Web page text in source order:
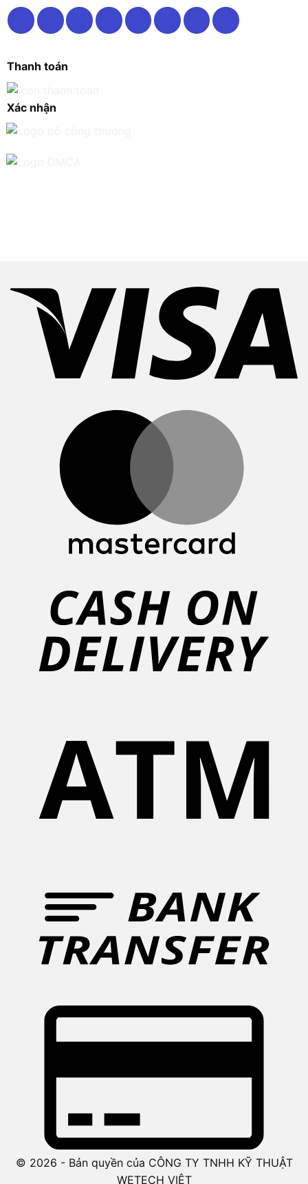
Thanh toán
Xác nhận
© 2026 - Bản quyền của CÔNG TY TNHH KỸ THUẬT
WETECH VIỆT